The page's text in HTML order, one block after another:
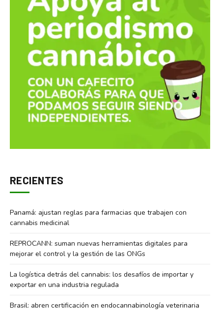
RECIENTES
Panamá: ajustan reglas para farmacias que trabajen con
cannabis medicinal
REPROCANN: suman nuevas herramientas digitales para
mejorar el control y la gestión de las ONGs
La logística detrás del cannabis: los desafíos de importar y
exportar en una industria regulada
Brasil: abren certificación en endocannabinología veterinaria